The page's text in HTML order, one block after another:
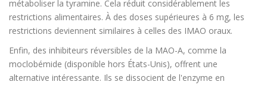
métaboliser la tyramine. Cela réduit considérablement les
restrictions alimentaires. À des doses supérieures à 6 mg, les
restrictions deviennent similaires à celles des IMAO oraux.
Enfin, des inhibiteurs réversibles de la MAO-A, comme la
moclobémide (disponible hors États-Unis), offrent une
alternative intéressante. Ils se dissocient de l'enzyme en